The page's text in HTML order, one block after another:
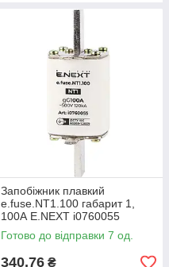
Запобіжник плавкий
e.fuse.NT1.100 габарит 1,
100А E.NEXT i0760055
Готово до відправки 7 од.
340,76 ₴